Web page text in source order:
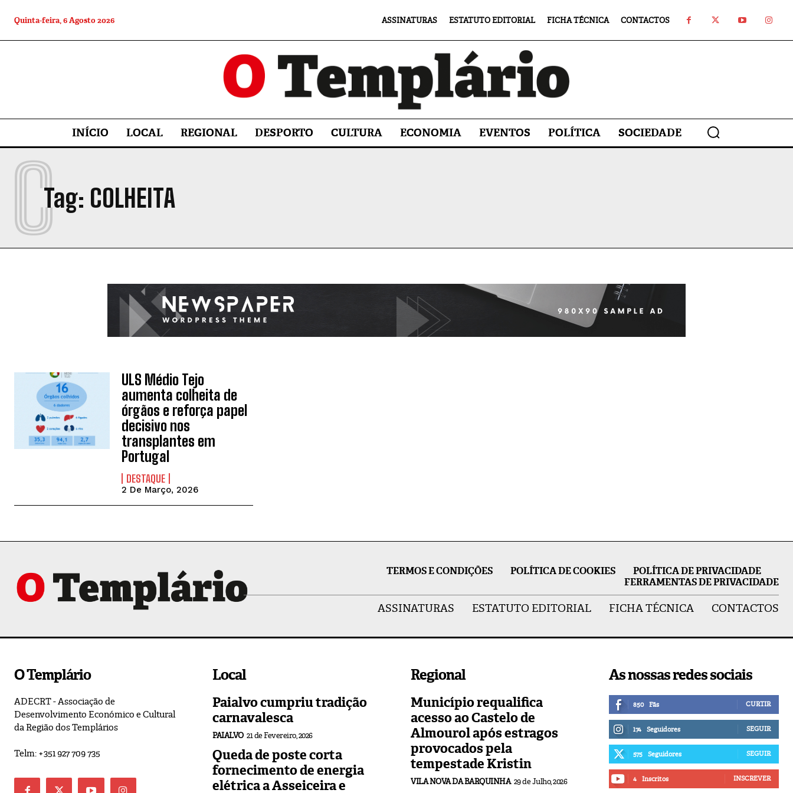
Quinta-feira, 6 Agosto 2026 ASSINATURAS ESTATUTO EDITORIAL FICHA TÉCNICA CONTACTOS
INÍCIO LOCAL REGIONAL DESPORTO CULTURA ECONOMIA EVENTOS POLÍTICA SOCIEDADE
Tag: COLHEITA
C
ULS Médio Tejo
aumenta colheita de
órgãos e reforça papel
decisivo nos
transplantes em
Portugal
DESTAQUE
2 De Março, 2026
TERMOS E CONDIÇÕES POLÍTICA DE COOKIES
POLÍTICA DE PRIVACIDADE
FERRAMENTAS DE PRIVACIDADE
ASSINATURAS ESTATUTO EDITORIAL FICHA TÉCNICA CONTACTOS
O Templário
ADECRT - Associação de
Desenvolvimento Económico e Cultural
da Região dos Templários
Telm: +351 927 709 735
Local
Paialvo cumpriu tradição
carnavalesca
PAIALVO 21 de Fevereiro, 2026
Queda de poste corta
fornecimento de energia
elétrica a Asseiceira e
Regional
Município requalifica
acesso ao Castelo de
Almourol após estragos
provocados pela
tempestade Kristin
VILA NOVA DA BARQUINHA 29 de Julho, 2026
As nossas redes sociais
850 Fãs CURTIR
174 Seguidores SEGUIR
575 Seguidores SEGUIR
4 Inscritos INSCREVER